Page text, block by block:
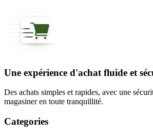
Une expérience d'achat fluide et
Des achats simples et rapides, avec une
magasiner en toute tranquillité.
Categories